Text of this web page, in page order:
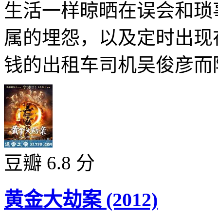
生活一样晾晒在误会和
属的埋怨，以及定时出
钱的出租车司机吴俊彦
豆瓣 6.8 分
黄金大劫案 (2012)